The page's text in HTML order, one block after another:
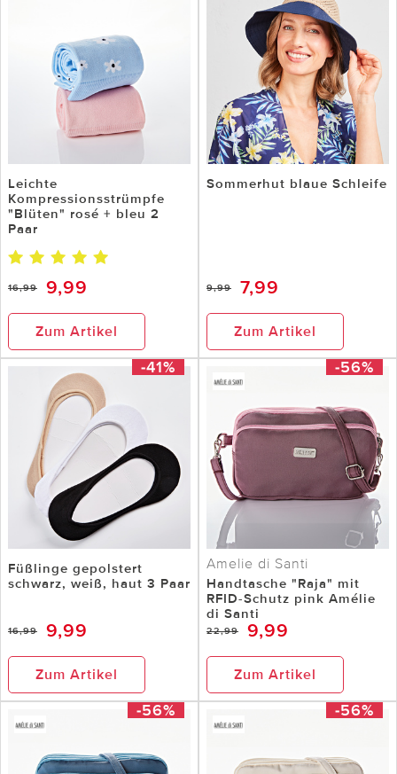
Leichte
Kompressionsstrümpfe
"Blüten" rosé + bleu 2
Paar
16,99 9,99
Zum Artikel
Sommerhut blaue Schleife
9,99 7,99
Zum Artikel
-41%
Füßlinge gepolstert
schwarz, weiß, haut 3 Paar
16,99 9,99
Zum Artikel
-56%
Amelie di Santi
Handtasche "Raja" mit
RFID-Schutz pink Amélie
di Santi
22,99 9,99
Zum Artikel
-56% -56%